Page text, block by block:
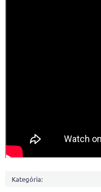
Kategória: